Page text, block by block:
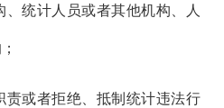
统计人员或者其他机构、人
或者拒绝、抵制统计违法行